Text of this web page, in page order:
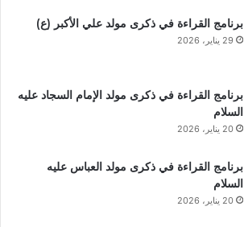
برنامج القراءة في ذكرى مولد علي الأكبر (ع)
29 يناير، 2026
برنامج القراءة في ذكرى مولد الإمام السجاد عليه
السلام
20 يناير، 2026
برنامج القراءة في ذكرى مولد العباس عليه
السلام
20 يناير، 2026